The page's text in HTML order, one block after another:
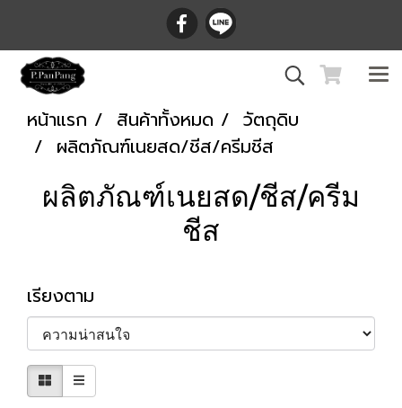
หน้าแรก สินค้าทั้งหมด
วัตถุดิบ
ผลิตภัณฑ์เนยสด/ชีส/ครีมชีส
ผลิตภัณฑ์เนยสด/ชีส/ครีม
ชีส
เรียงตาม